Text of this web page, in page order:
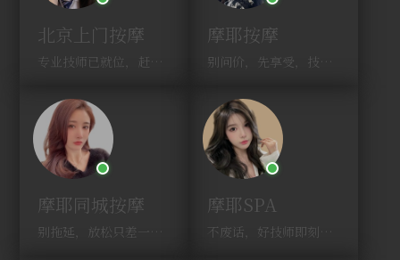
北京上门按摩
专业技师已就位，赶紧下单！
摩耶按摩
别问价，先享受，技师马上到！
摩耶同城按摩
别拖延，放松只差一次点击！
摩耶SPA
不废话，好技师即刻上门，约！